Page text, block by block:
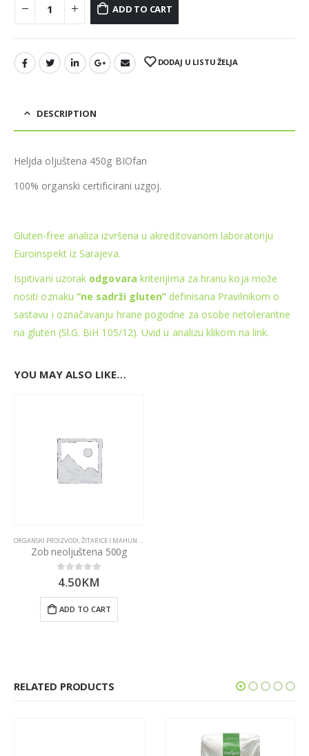
ADD TO CART
DODAJ U LISTU ŽELJA
DESCRIPTION
Heljda oljuštena 450g BIOfan
100% organski certificirani uzgoj.
Gluten-free analiza izvršena u akreditovanom laboratoriju
Euroinspekt iz Sarajeva.
Ispitivani uzorak odgovara kriterijima za hranu koja može
nositi oznaku “ne sadrži gluten” definisana Pravilnikom o
sastavu i označavanju hrane pogodne za osobe netolerantne
na gluten (Sl.G. BiH 105/12). Uvid u analizu klikom na link.
YOU MAY ALSO LIKE…
ORGANSKI PROIZVODI,ŽITARICE I MAHUNARKE
Zob neoljuštena 500g
out of 5
4.50KM
ADD TO CART
RELATED PRODUCTS